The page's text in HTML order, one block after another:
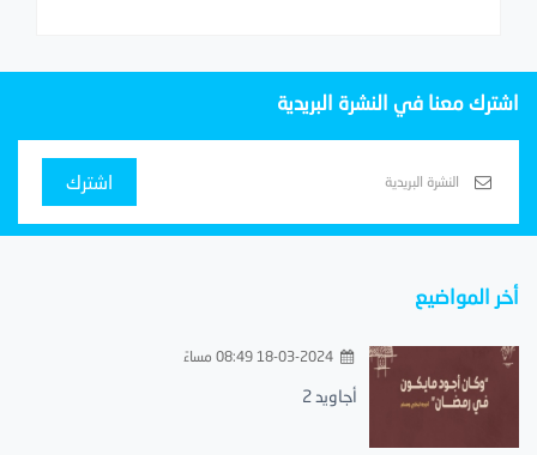
اشترك معنا في النشرة البريدية
اشترك
أخر المواضيع
18-03-2024 08:49 مساءً
أجاويد 2